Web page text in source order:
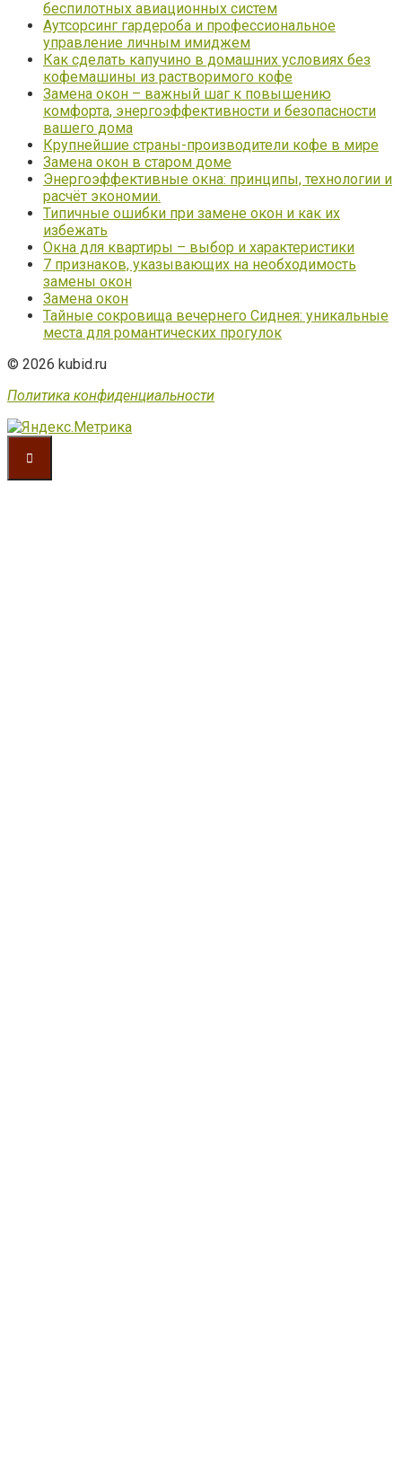
беспилотных авиационных систем
Аутсорсинг гардероба и профессиональное
управление личным имиджем
Как сделать капучино в домашних условиях без
кофемашины из растворимого кофе
Замена окон – важный шаг к повышению
комфорта, энергоэффективности и безопасности
вашего дома
Крупнейшие страны-производители кофе в мире
Замена окон в старом доме
Энергоэффективные окна: принципы, технологии и
расчёт экономии.
Типичные ошибки при замене окон и как их
избежать
Окна для квартиры – выбор и характеристики
7 признаков, указывающих на необходимость
замены окон
Замена окон
Тайные сокровища вечернего Сиднея: уникальные
места для романтических прогулок
© 2026 kubid.ru
Политика конфиденциальности